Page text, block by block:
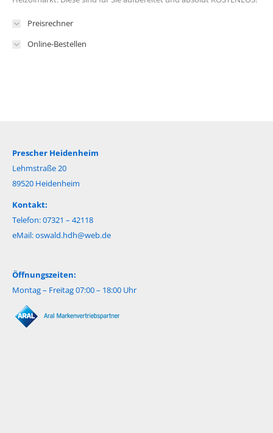
Preisrechner
Online-Bestellen
Prescher Heidenheim
Lehmstraße 20
89520 Heidenheim
Kontakt:
Telefon: 07321 – 42118
eMail:oswald.hdh@web.de
Öffnungszeiten:
Montag – Freitag 07:00 – 18:00 Uhr